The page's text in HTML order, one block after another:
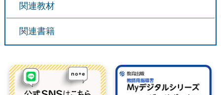
関連教材
関連書籍